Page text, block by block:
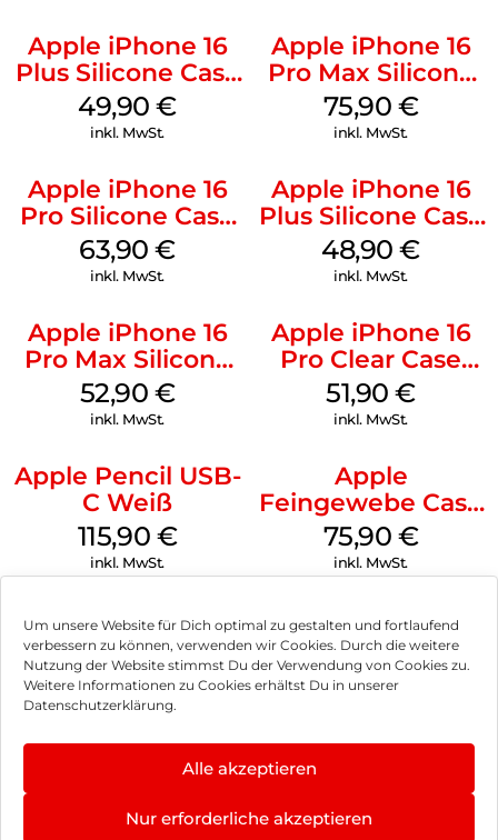
Um unsere Website für Dich optimal zu gestalten und fortlaufend
verbessern zu können, verwenden wir Cookies. Durch die weitere
Nutzung der Website stimmst Du der Verwendung von Cookies zu.
Weitere Informationen zu Cookies erhältst Du in unserer
Datenschutzerklärung.
Alle akzeptieren
Nur erforderliche akzeptieren
Apple iPhone 16
Plus Silicone Case
MagSafe Lake
Green
49,90€
inkl. MwSt.
Apple iPhone 16
Pro Max Silicone
Case MagSafe
Stone Gray
75,90 €
inkl. MwSt.
Apple iPhone 16
Pro Silicone Case
MagSafe Denim
63,90€
inkl. MwSt.
Apple iPhone 16
Plus Silicone Case
MagSafe Denim
48,90€
inkl. MwSt.
Apple iPhone 16
Pro Max Silicone
Case MagSafe
Ultramarine
52,90 €
inkl. MwSt.
Apple iPhone 16
Pro Clear Case
MagSafe
Transparent
51,90€
inkl. MwSt.
Apple Pencil USB-
C Weiß
115,90 €
inkl. MwSt.
Apple
Feingewebe Case
iPhone 15 Pro
MagSafe Schwarz
75,90 €
inkl. MwSt.
Impressum